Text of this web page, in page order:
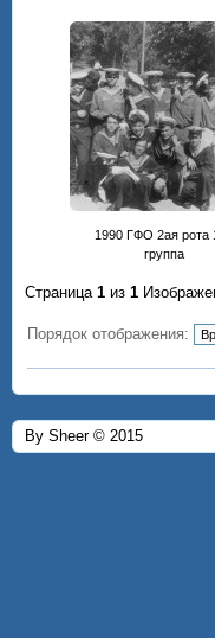
1990 ГФО 2ая рота
группа
Страница 1 из 1
Порядок отображения:
By Sheer © 2015